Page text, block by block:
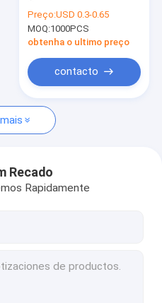
rotativo
potenciômetro do
filme do carbono do
interruptor
Preço:USD 0.3-0.65
MOQ:1000PCS
obtenha o ultimo preço
contacto
Recado
Rapidamente